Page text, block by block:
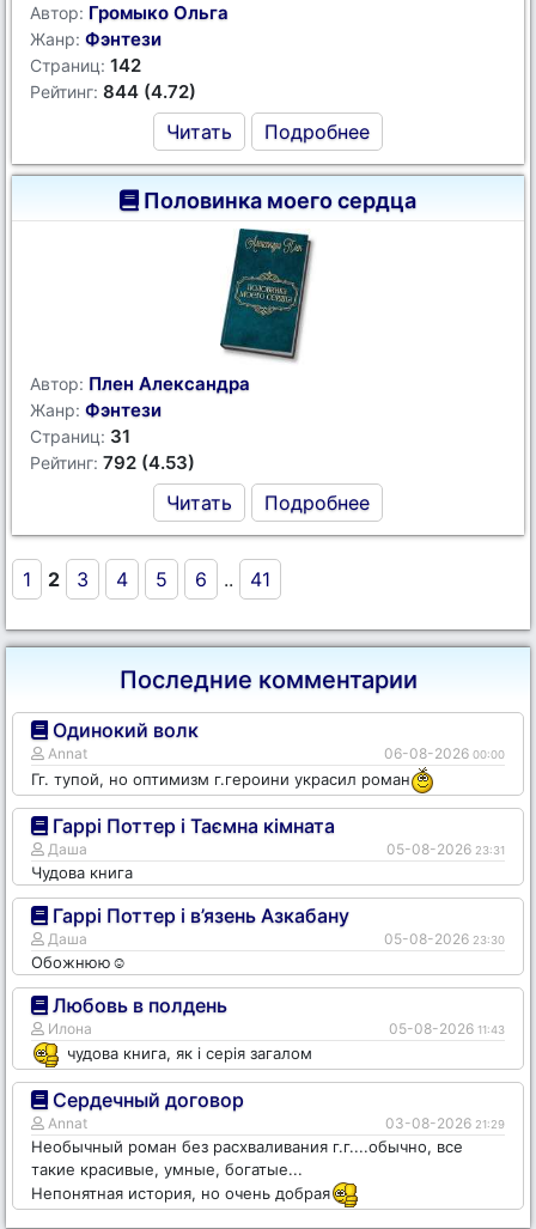
Автор: Громыко Ольга
Жанр: Фэнтези
Страниц: 142
Рейтинг: 844 (4.72)
Читать Подробнее
Половинка моего сердца
Автор: Плен Александра
Жанр: Фэнтези
Страниц: 31
Рейтинг: 792 (4.53)
Читать Подробнее
1 2 3 4 5 6 .. 41
Последние комментарии
Одинокий волк
Annat 06-08-2026 00:00
Гг. тупой, но оптимизм г.героини украсил роман
Гаррі Поттер і Таємна кімната
Даша 05-08-2026 23:31
Чудова книга
Гаррі Поттер і в’язень Азкабану
Даша 05-08-2026 23:30
Обожнюю☺️
Любовь в полдень
Илона 05-08-2026 11:43
чудова книга, як і серія загалом
Сердечный договор
Annat 03-08-2026 21:29
Необычный роман без расхваливания г.г....обычно, все
такие красивые, умные, богатые...
Непонятная история, но очень добрая